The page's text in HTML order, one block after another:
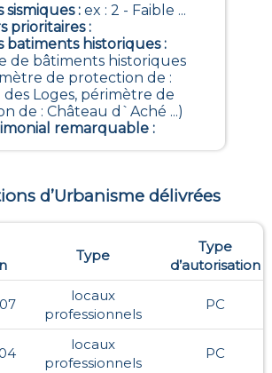
sismiques: ex : 2 - Faible ...
prioritaires:
batiments historiques:
de bâtiments historiques
de protection de :
Loges, périmètre de
de : Château d`Aché ...)
remarquable:
d’Urbanisme délivrées
Type
Type
d’autorisation
locaux
professionnels
PC
locaux
professionnels
PC